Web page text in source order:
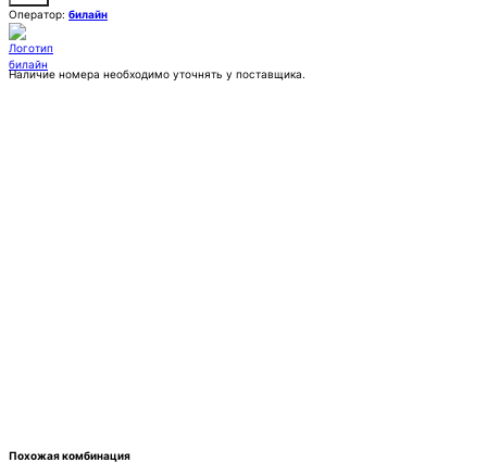
Оператор: билайн
Наличие номера необходимо уточнять у поставщика.
Похожая комбинация